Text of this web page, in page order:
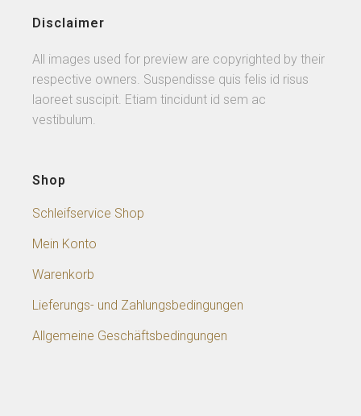
Disclaimer
All images used for preview are copyrighted by their
respective owners. Suspendisse quis felis id risus
laoreet suscipit. Etiam tincidunt id sem ac
vestibulum.
Shop
Schleifservice Shop
Mein Konto
Warenkorb
Lieferungs- und Zahlungsbedingungen
Allgemeine Geschäftsbedingungen